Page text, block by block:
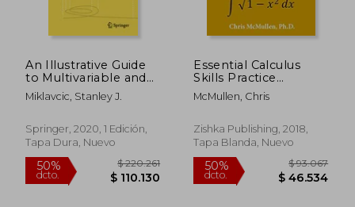
50% $ 227.662 50%
An Illustrative Guide
to Multivariable and
Vector Calculus (en
Inglés)
Miklavcic, Stanley J.
Springer, 2020, 1 Edición,
Tapa Dura, Nuevo
Essential Calculus
Skills Practice
Workbook With Full
Solutions (en Inglés)
McMullen, Chris
Zishka Publishing, 2018,
Tapa Blanda, Nuevo